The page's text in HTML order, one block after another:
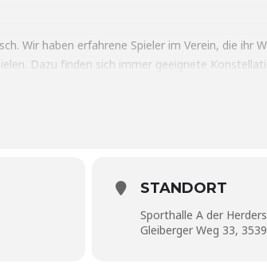
Wir haben erfahrene Spieler im Verein, die ihr
Dazu finden sich immer geeignete
Training stattfindet, kannst du unter
(+49 151 50607087).
STANDORT
Sporthalle A der
Gleiberger Weg 33,